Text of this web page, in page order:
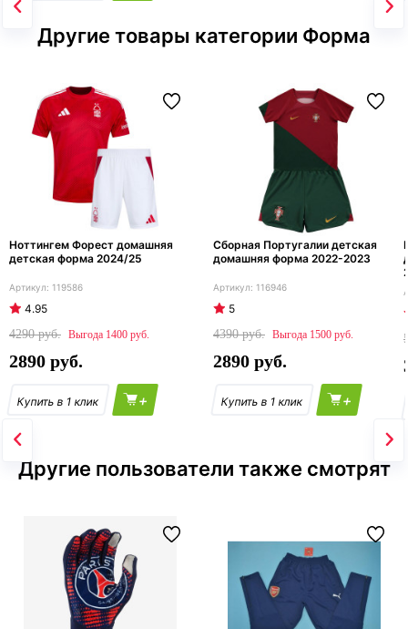
Другие товары категории Форма
Ноттингем Форест домашняя
детская форма 2024/25
119586
4.95
4290
1400
2890
+
Сборная Португалии детская
домашняя форма 2022-2023
116946
5
4390
1500
2890
+
Другие пользователи также смотрят